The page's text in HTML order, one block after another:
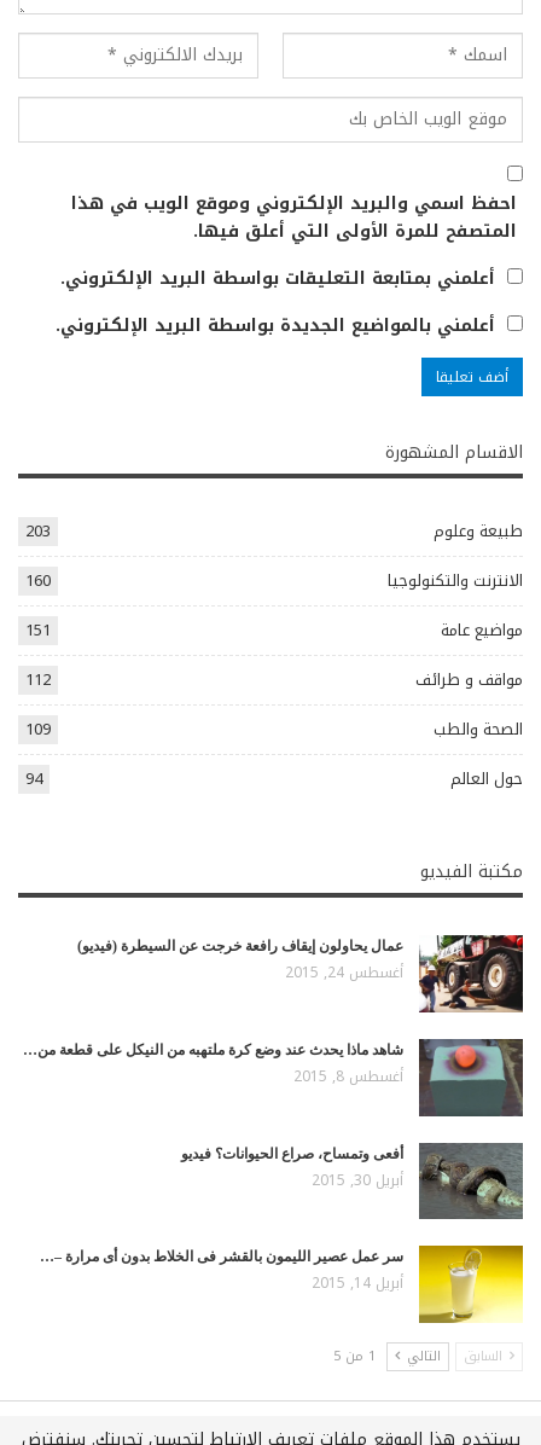
احفظ اسمي والبريد الإلكتروني وموقع الويب في هذا
المتصفح للمرة الأولى التي أعلق فيها.
أعلمني بمتابعة التعليقات بواسطة البريد الإلكتروني.
أعلمني بالمواضيع الجديدة بواسطة البريد الإلكتروني.
الاقسام المشهورة
طبيعة وعلوم
203
الانترنت والتكنولوجيا
160
مواضيع عامة
151
مواقف و طرائف
112
الصحة والطب
109
حول العالم
94
مكتبة الفيديو
عمال يحاولون إيقاف رافعة خرجت عن السيطرة (فيديو)
أغسطس 24, 2015
شاهد ماذا يحدث عند وضع كرة ملتهبه من النيكل على قطعة من…
أغسطس 8, 2015
أفعى وتمساح، صراع الحيوانات؟ فيديو
أبريل 30, 2015
سر عمل عصير الليمون بالقشر فى الخلاط بدون أى مرارة –…
أبريل 14, 2015
السابق التالي 1 من 5